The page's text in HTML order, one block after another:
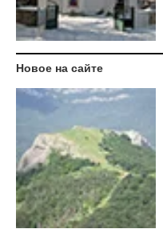
Новое на сайте